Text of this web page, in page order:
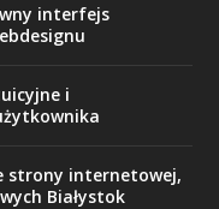
interfejs
i
strony internetowej,
Białystok